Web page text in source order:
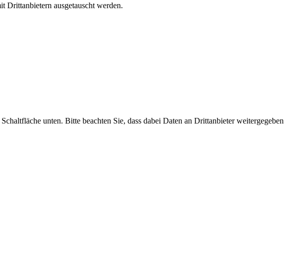
Drittanbietern ausgetauscht werden.
unten. Bitte beachten Sie, dass dabei Daten an Drittanbieter weitergegeben